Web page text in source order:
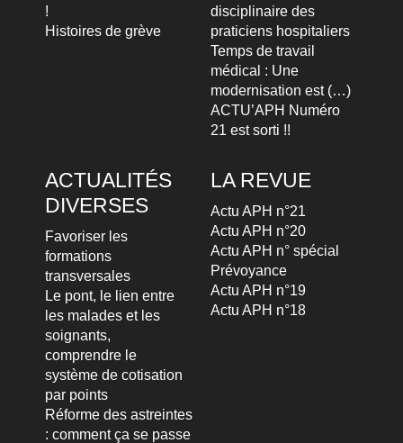
!
Histoires de grève
disciplinaire des
praticiens hospitaliers
Temps de travail
médical : Une
modernisation est (…)
ACTU’APH Numéro
21 est sorti !!
ACTUALITÉS
DIVERSES
Favoriser les
formations
transversales
Le pont, le lien entre
les malades et les
soignants,
comprendre le
système de cotisation
par points
Réforme des astreintes
: comment ça se passe
LA REVUE
Actu APH n°21
Actu APH n°20
Actu APH n° spécial
Prévoyance
Actu APH n°19
Actu APH n°18